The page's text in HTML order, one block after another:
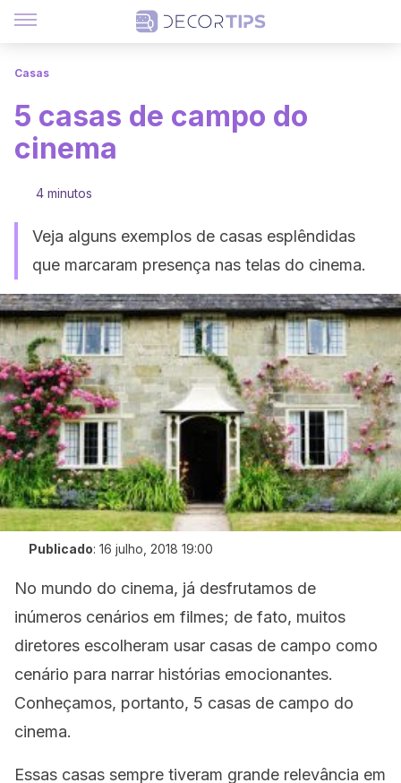
Casas
5 casas de campo do
cinema
4 minutos
Veja alguns exemplos de casas esplêndidas
que marcaram presença nas telas do cinema.
Publicado: 16 julho, 2018 19:00
No mundo do cinema, já desfrutamos de
inúmeros cenários em filmes; de fato, muitos
diretores escolheram usar casas de campo como
cenário para narrar histórias emocionantes.
Conheçamos, portanto, 5 casas de campo do
cinema.
Essas casas sempre tiveram grande relevância em